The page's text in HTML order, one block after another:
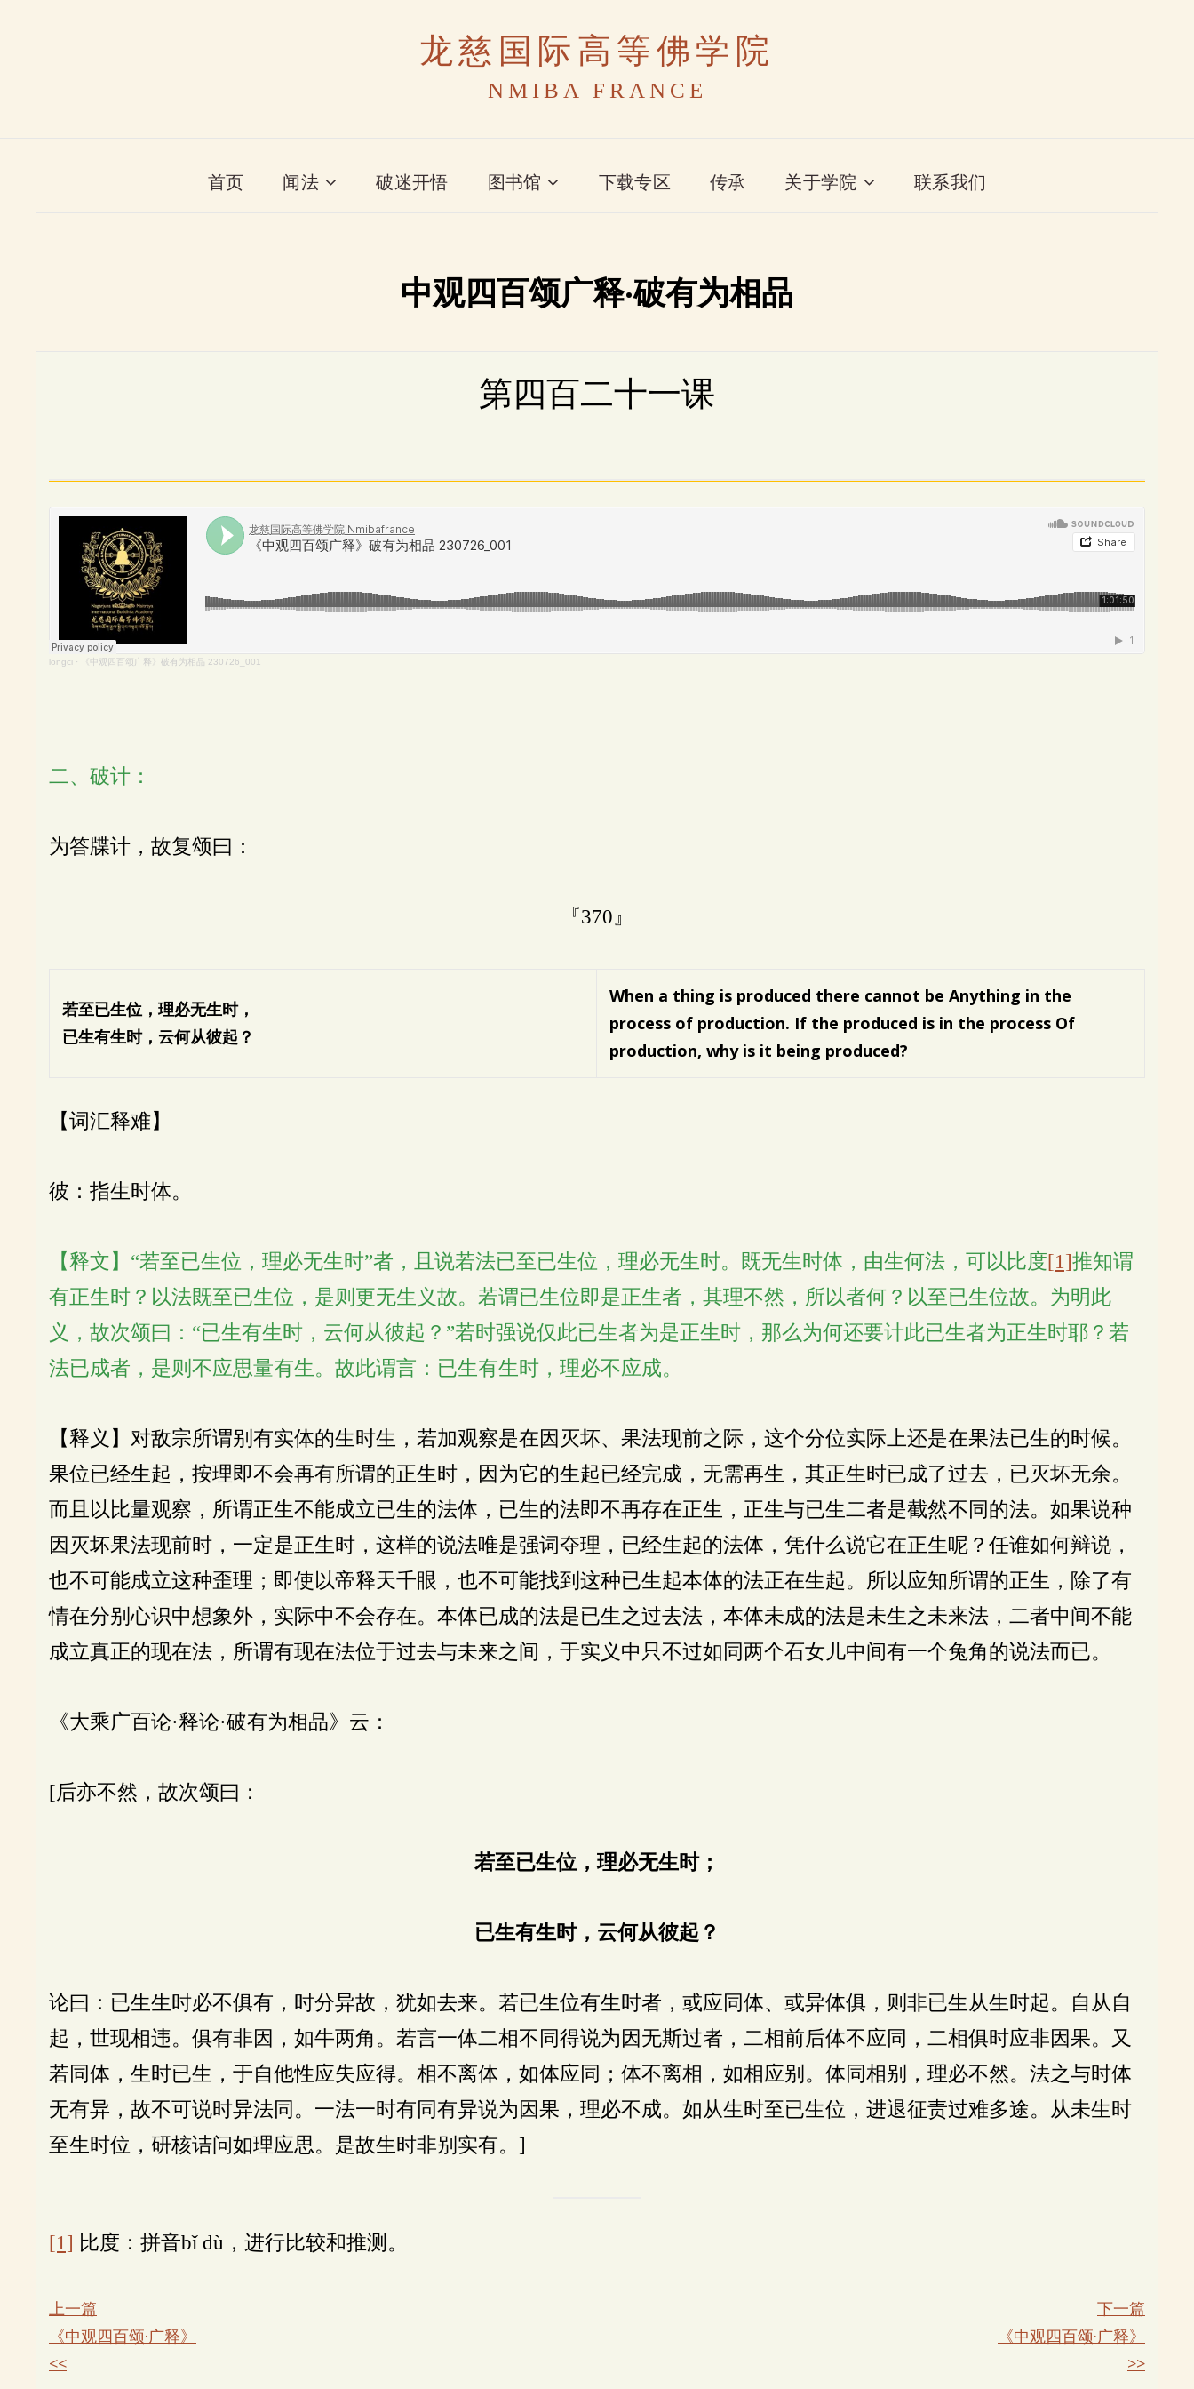
龙慈国际高等佛学院
NMIBA FRANCE
首页 闻法 破迷开悟 图书馆 下载专区 传承 关于学院 联系我们
中观四百颂广释·破有为相品
第四百二十一课
longci · 《中观四百颂广释》破有为相品 230726_001
二、破计：
为答牒计，故复颂曰：
『370』
若至已生位，理必无生时，
已生有生时，云何从彼起？
When a thing is produced there cannot be Anything in the
process of production. If the produced is in the process Of
production, why is it being produced?
【词汇释难】
彼：指生时体。
【释文】“若至已生位，理必无生时”者，且说若法已至已生位，理必无生时。既无生时体，由生何法，可以比度[1]推知谓
有正生时？以法既至已生位，是则更无生义故。若谓已生位即是正生者，其理不然，所以者何？以至已生位故。为明此
义，故次颂曰：“已生有生时，云何从彼起？”若时强说仅此已生者为是正生时，那么为何还要计此已生者为正生时耶？若
法已成者，是则不应思量有生。故此谓言：已生有生时，理必不应成。
【释义】对敌宗所谓别有实体的生时生，若加观察是在因灭坏、果法现前之际，这个分位实际上还是在果法已生的时候。
果位已经生起，按理即不会再有所谓的正生时，因为它的生起已经完成，无需再生，其正生时已成了过去，已灭坏无余。
而且以比量观察，所谓正生不能成立已生的法体，已生的法即不再存在正生，正生与已生二者是截然不同的法。如果说种
因灭坏果法现前时，一定是正生时，这样的说法唯是强词夺理，已经生起的法体，凭什么说它在正生呢？任谁如何辩说，
也不可能成立这种歪理；即使以帝释天千眼，也不可能找到这种已生起本体的法正在生起。所以应知所谓的正生，除了有
情在分别心识中想象外，实际中不会存在。本体已成的法是已生之过去法，本体未成的法是未生之未来法，二者中间不能
成立真正的现在法，所谓有现在法位于过去与未来之间，于实义中只不过如同两个石女儿中间有一个兔角的说法而已。
《大乘广百论·释论·破有为相品》云：
[后亦不然，故次颂曰：
若至已生位，理必无生时；
已生有生时，云何从彼起？
论曰：已生生时必不俱有，时分异故，犹如去来。若已生位有生时者，或应同体、或异体俱，则非已生从生时起。自从自
起，世现相违。俱有非因，如牛两角。若言一体二相不同得说为因无斯过者，二相前后体不应同，二相俱时应非因果。又
若同体，生时已生，于自他性应失应得。相不离体，如体应同；体不离相，如相应别。体同相别，理必不然。法之与时体
无有异，故不可说时异法同。一法一时有同有异说为因果，理必不成。如从生时至已生位，进退征责过难多途。从未生时
至生时位，研核诘问如理应思。是故生时非别实有。]
[1] 比度：拼音bǐ dù，进行比较和推测。
上一篇
《中观四百颂·广释》
<<
下一篇
《中观四百颂·广释》
>>